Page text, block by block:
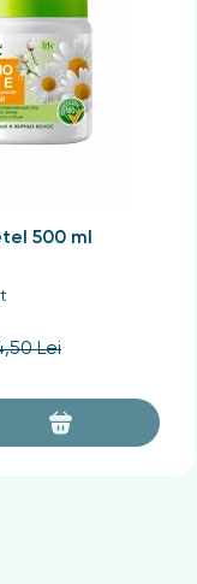
500 ml
Lei